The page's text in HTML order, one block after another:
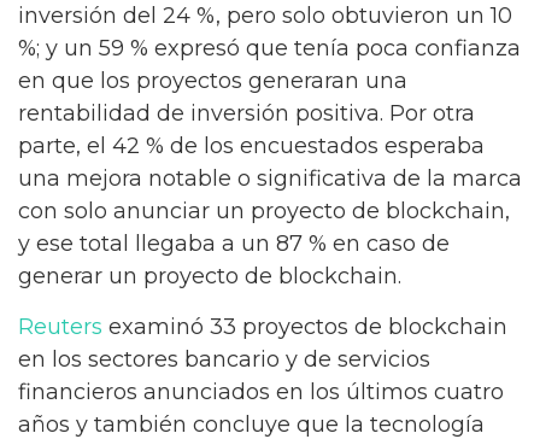
inversión del 24 %, pero solo obtuvieron un 10
%; y un 59 % expresó que tenía poca confianza
en que los proyectos generaran una
rentabilidad de inversión positiva. Por otra
parte, el 42 % de los encuestados esperaba
una mejora notable o significativa de la marca
con solo anunciar un proyecto de blockchain,
y ese total llegaba a un 87 % en caso de
generar un proyecto de blockchain.
Reuters examinó 33 proyectos de blockchain
en los sectores bancario y de servicios
financieros anunciados en los últimos cuatro
años y también concluye que la tecnología